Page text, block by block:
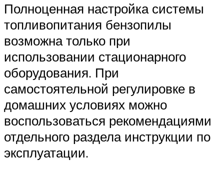
Полноценная настройка системы
топливопитания бензопилы
возможна только при
использовании стационарного
оборудования. При
самостоятельной регулировке в
домашних условиях можно
воспользоваться рекомендациями
отдельного раздела инструкции по
эксплуатации.